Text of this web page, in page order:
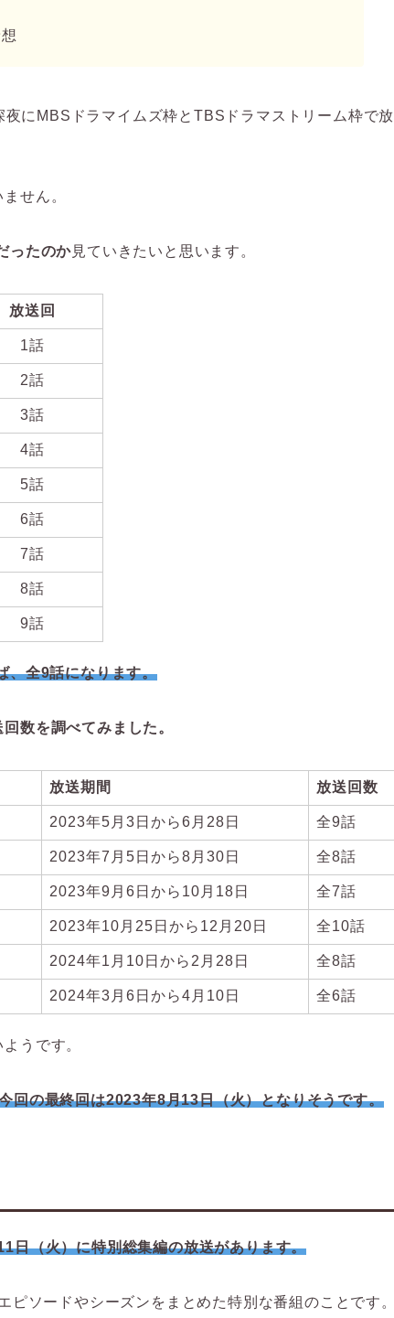
にMBSドラマイムズ枠とTBSドラマストリーム枠で放
せん。
ったのか見ていきたいと思います。
放送回
1話
2話
3話
4話
5話
6話
7話
8話
9話
、全9話になります。
数を調べてみました。
放送期間 放送回数
2023年5月3日から6月28日 全9話
2023年7月5日から8月30日 全8話
2023年9月6日から10月18日 全7話
2023年10月25日から12月20日 全10話
2024年1月10日から2月28日 全8話
2024年3月6日から4月10日 全6話
うです。
回の最終回は2023年8月13日（火）となりそうです。
（火）に特別総集編の放送があります。
ソードやシーズンをまとめた特別な番組のことです。